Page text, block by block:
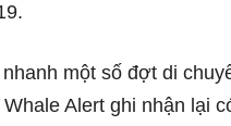
một số đợt di
Alert ghi nhận lại